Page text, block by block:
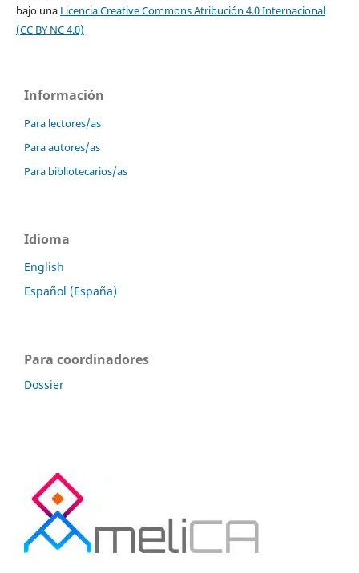
bajo una Licencia Creative Commons Atribución 4.0 Internacional
(CC BY NC 4.0)
Información
Para lectores/as
Para autores/as
Para bibliotecarios/as
Idioma
English
Español (España)
Para coordinadores
Dossier